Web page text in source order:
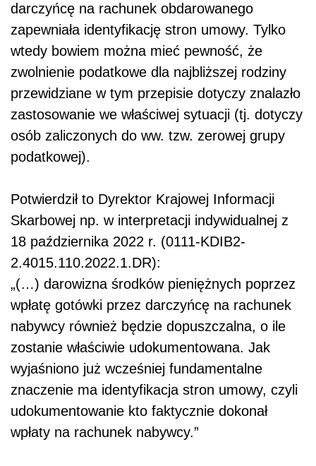
darczyńcę na rachunek obdarowanego
zapewniała identyfikację stron umowy. Tylko
wtedy bowiem można mieć pewność, że
zwolnienie podatkowe dla najbliższej rodziny
przewidziane w tym przepisie dotyczy znalazło
zastosowanie we właściwej sytuacji (tj. dotyczy
osób zaliczonych do ww. tzw. zerowej grupy
podatkowej).
Potwierdził to Dyrektor Krajowej Informacji
Skarbowej np. w interpretacji indywidualnej z
18 października 2022 r. (0111-KDIB2-
2.4015.110.2022.1.DR):
„(…) darowizna środków pieniężnych poprzez
wpłatę gotówki przez darczyńcę na rachunek
nabywcy również będzie dopuszczalna, o ile
zostanie właściwie udokumentowana. Jak
wyjaśniono już wcześniej fundamentalne
znaczenie ma identyfikacja stron umowy, czyli
udokumentowanie kto faktycznie dokonał
wpłaty na rachunek nabywcy.”